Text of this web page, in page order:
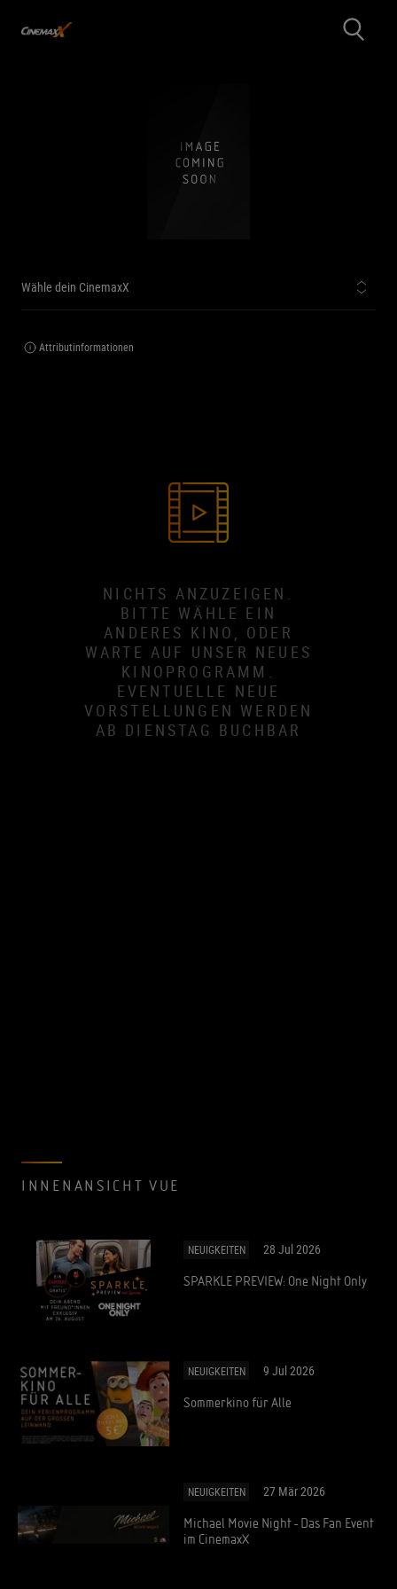
Wähle dein CinemaxX
Attributinformationen
NICHTS ANZUZEIGEN.
BITTE WÄHLE EIN
ANDERES KINO, ODER
WARTE AUF UNSER NEUES
KINOPROGRAMM.
EVENTUELLE NEUE
VORSTELLUNGEN WERDEN
AB DIENSTAG BUCHBAR
INNENANSICHT VUE
NEUIGKEITEN 28 Jul 2026
SPARKLE PREVIEW: One Night Only
NEUIGKEITEN 9 Jul 2026
Sommerkino für Alle
NEUIGKEITEN 27 Mär 2026
Michael Movie Night - Das Fan Event
im CinemaxX